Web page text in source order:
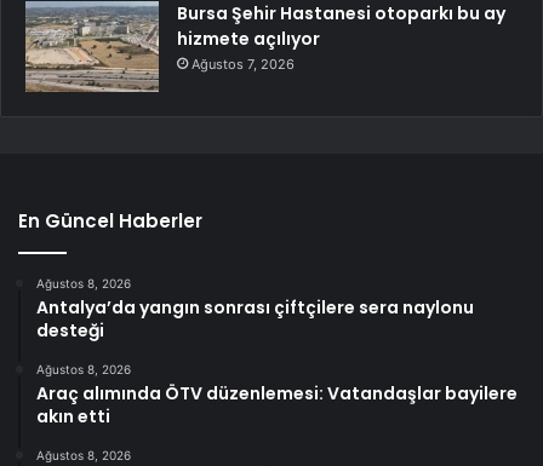
Bursa Şehir Hastanesi otoparkı bu ay
hizmete açılıyor
Ağustos 7, 2026
En Güncel Haberler
Ağustos 8, 2026
Antalya’da yangın sonrası çiftçilere sera naylonu
desteği
Ağustos 8, 2026
Araç alımında ÖTV düzenlemesi: Vatandaşlar bayilere
akın etti
Ağustos 8, 2026